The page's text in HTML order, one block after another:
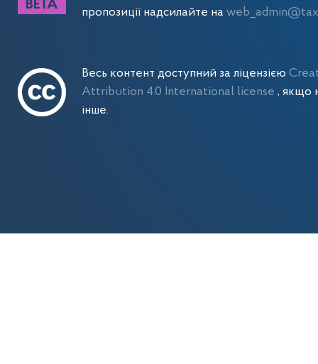
пропозиції надсилайте на
Весь контент доступний за ліцензією
Attribution 4.0 International license , якщо
інше.